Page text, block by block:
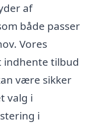
af
både passer
Vores
tilbud
være sikker
valg i
i